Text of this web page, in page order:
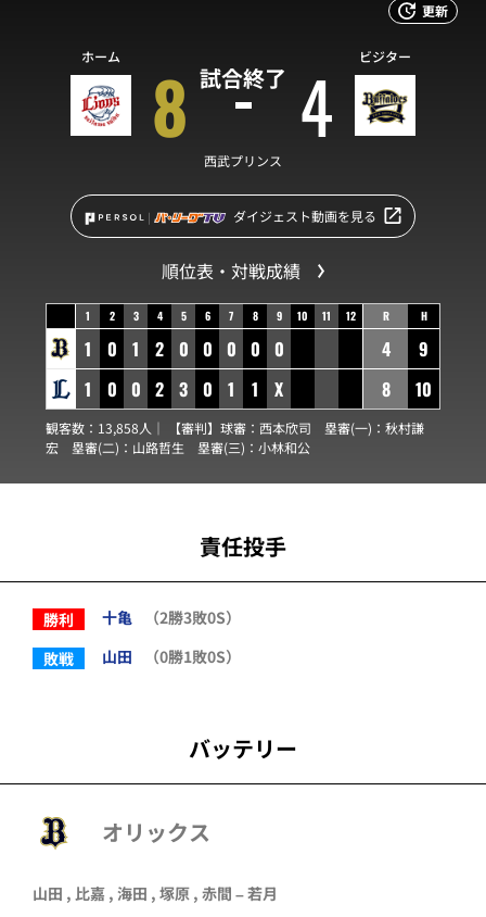
更新
試合終了
ホーム 8 4 ビジター
西武プリンス
ダイジェスト動画を見る
順位表・対戦成績
1 2 3 4 5 6 7 8 9 10 11 12
1 0 1 2 0 0 0 0 0
1
0 0 2 3 0 1 1 X
R H
4
9
8
10
観客数：13,858人｜ 【審判】球審： 西本欣司 塁審(一)： 秋村謙
宏 塁審(二)： 山路哲生 塁審(三)： 小林和公
責任投手
勝利 十亀
（2勝3敗0S）
敗戦
山田 （0勝1敗0S）
バッテリー
オリックス
山田 , 比嘉 , 海田 , 塚原 , 赤間 –若月